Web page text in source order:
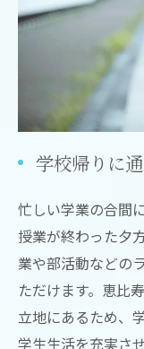
学校帰りに
忙しい学業の合間
授業が終わった夕
業や部活動などの
ただけます。恵比
立地にあるため、
学生生活を充実さ